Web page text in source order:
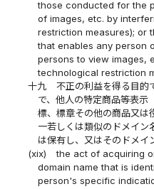
those conducted for the
of images, etc. by
restriction measures); or
that enables any person
persons to view images,
technological restriction
十九
不正の利益を得る目的
で、他人の特定商品等表示
標、標章その他の商品又は
一若しくは類似のドメイン
は保有し、又はそのドメイ
(xix)
the act of acquiring
domain name that is
person's specific